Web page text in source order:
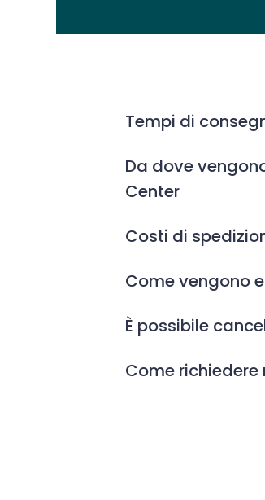
Tempi di
Da dove
Center
Costi di
Come vengono
È possibile
Come richiedere